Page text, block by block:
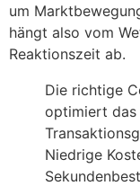
um
hängt also vom
Reaktionszeit ab.
Die richtige
optimiert das
Niedrige